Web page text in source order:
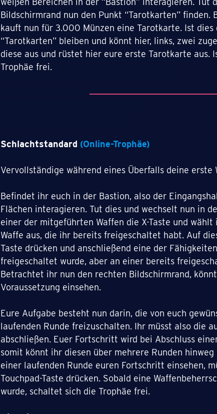
Bildschirmrand nun den Punkt “Tarotkarten” finden.
kauft nun für 3.000 Münzen eine Tarotkarte. Ist
“Tarotkarten” bleiben und könnt hier, links, zwei
diese aus und rüstet hier eure erste Tarotkarte aus.
Trophäe frei.
Schlachtstandard (Online-Trophäe)
Vervollständige während eines Überfalls deine erste
Befindet ihr euch in der Bastion, also der
Flächen interagieren. Tut dies und wechselt nun in
einer der mitgeführten Waffen die X-Taste und
Waffe aus, die ihr bereits freigeschaltet habt. Auf
Taste drücken und anschließend eine der
freigeschaltet wurde, aber an einer bereits
Betrachtet ihr nun den rechten Bildschirmrand,
Voraussetzung einsehen.
Eure Aufgabe besteht nun darin, die von euch
laufenden Runde freizuschalten. Ihr müsst also die
abschließen. Euer Fortschritt wird bei Abschluss
somit könnt ihr diesen über mehrere Runden
einer laufenden Runde euren Fortschritt einsehen,
Touchpad-Taste drücken. Sobald eine
wurde, schaltet sich die Trophäe frei.